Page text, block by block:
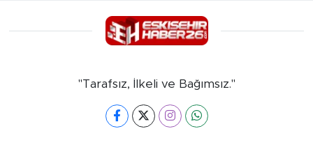
"Tarafsız, İlkeli ve Bağımsız."